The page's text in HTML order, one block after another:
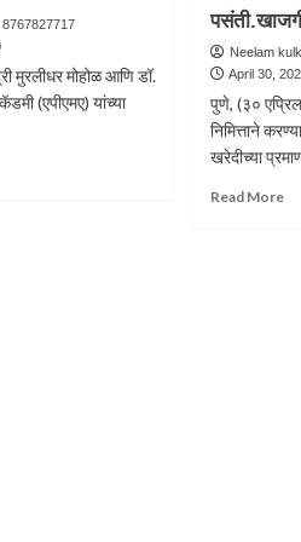
मुरलीधर मोहोळ आणि डॉ.
(एपीएमए) यांच्या
Neelam
April 30,
पुणे, (३०
निमित्ताने
खरेदीच्या
Read More